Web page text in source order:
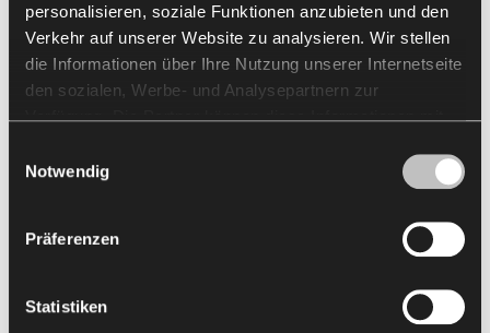
personalisieren, soziale Funktionen anzubieten und den
Verkehr auf unserer Website zu analysieren. Wir stellen
die Informationen über Ihre Nutzung unserer Internetseite
den sozialen, Werbe- und Analysepartnern zur
Verfügung. Die Partner können diese Informationen mit
erhaltenen Daten kombinieren. Die Verwendung von
Statistik-, Marketing- und Benutzerpräferenzen-Cookies
erfordert Ihre Zustimmung, welche Sie durch das Klicken
auf „Alle zulassen“ erteilen können. Wenn Sie Ihre
„Auswahl zulassen“. Sie können Ihre
Einwilligung/Einwilligungen jederzeit widerrufen, indem
Notwendig
Präferenzen
Statistiken
Finishes Broschüre
Downloads
Packshots